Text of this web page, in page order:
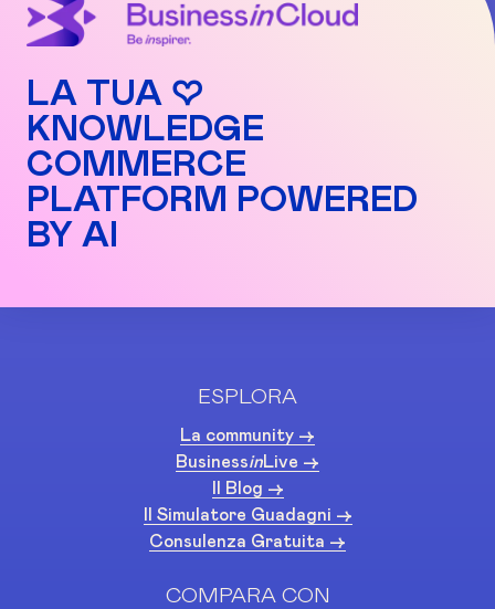
LA TUA ♡
KNOWLEDGE
COMMERCE
PLATFORM POWERED
BY AI
ESPLORA
La community ->
BusinessinLive ->
Il Blog ->
Il Simulatore Guadagni ->
Consulenza Gratuita ->
COMPARA CON